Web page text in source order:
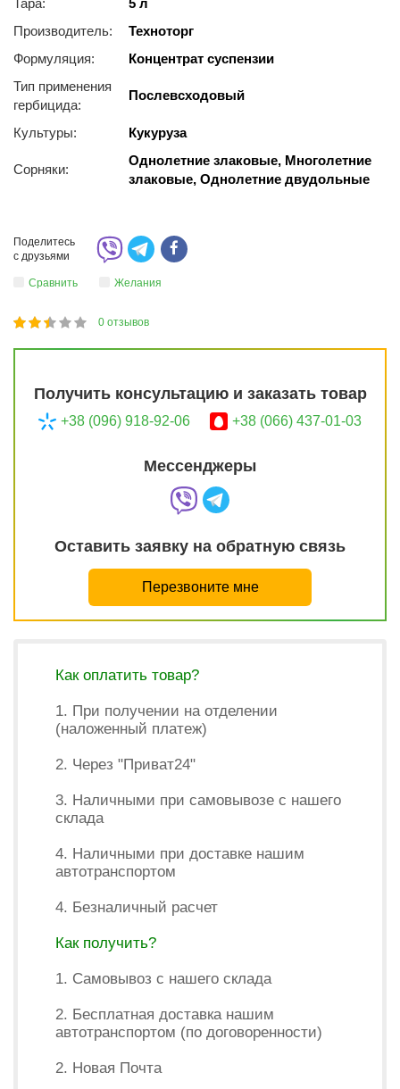
Тара:
5 л
Производитель:
Техноторг
Формуляция:
Концентрат суспензии
Тип применения
гербицида:
Послевсходовый
Культуры: Кукуруза
Сорняки:
Однолетние злаковые, Многолетние
злаковые, Однолетние двудольные
Поделитесь
с друзьями
Сравнить Желания
47
1
2
3
4
5 0 отзывов
Получить консультацию и заказать товар
+38 (096) 918-92-06 +38 (066) 437-01-03
Мессенджеры
Оставить заявку на обратную связь
Перезвоните мне
Как оплатить товар?
1. При получении на отделении
(наложенный платеж)
2. Через "Приват24"
3. Наличными при самовывозе с нашего
склада
4. Наличными при доставке нашим
автотранспортом
4. Безналичный расчет
Как получить?
1. Самовывоз с нашего склада
2. Бесплатная доставка нашим
автотранспортом (по договоренности)
2. Новая Почта